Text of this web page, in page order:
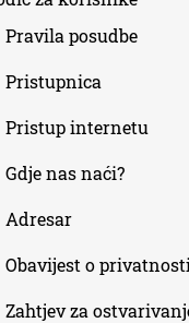
Pravila posudbe
Pristupnica
Pristup internetu
Gdje nas naći?
Adresar
Obavijest o privatnosti
Zahtjev za